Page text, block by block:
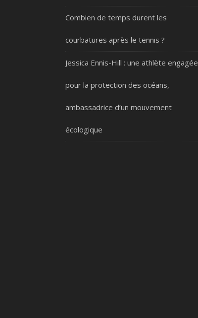
Combien de temps durent les
courbatures après le tennis ?
Jessica Ennis-Hill : une athlète engagée
pour la protection des océans,
ambassadrice d’un mouvement
écologique